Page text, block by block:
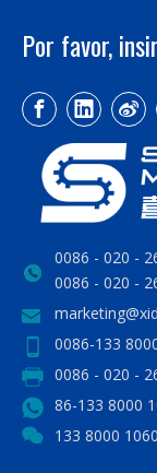
Por favor,
0086 - 020 -
0086 - 020 -
0086-133
0086 - 020 -
86-133 8000
133 8000 1060